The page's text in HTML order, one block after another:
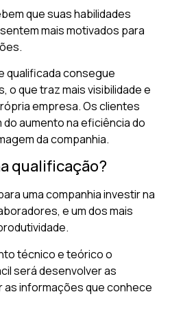
que suas habilidades
mais motivados para
qualificada consegue
o que traz mais visibilidade e
empresa. Os clientes
aumento na eficiência do
da companhia.
qualificação?
uma companhia investir na
e um dos mais
técnico e teórico o
será desenvolver as
as informações que conhece